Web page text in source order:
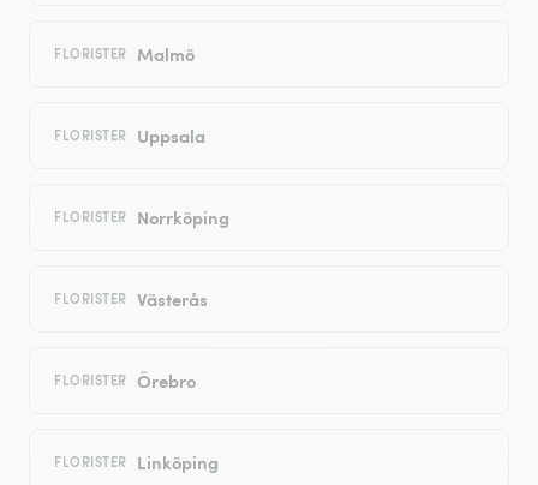
FLORISTER Malmö
FLORISTER Uppsala
FLORISTER Norrköping
FLORISTER Västerås
FLORISTER Örebro
FLORISTER Linköping